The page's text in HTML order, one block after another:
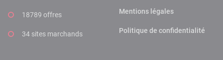
18789 offres
34 sites marchands
Mentions légales
Politique de confidentialité